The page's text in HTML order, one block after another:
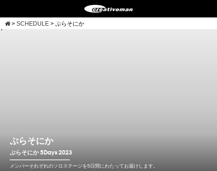
> SCHEDULE > ぷらそにか
ぷらそにか
ぷらそにか 5Days 2023
メンバーそれぞれのソロステージを5日間にわたってお届けします。